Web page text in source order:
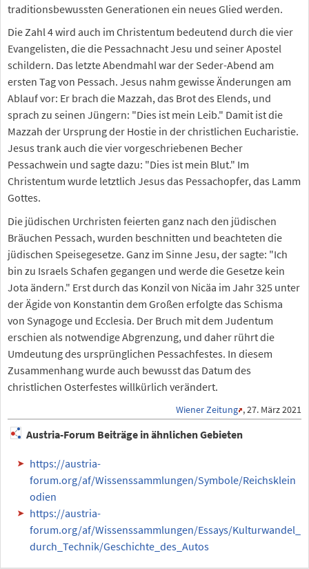
traditionsbewussten Generationen ein neues Glied werden.
Die Zahl 4 wird auch im Christentum bedeutend durch die vier
Evangelisten, die die Pessachnacht Jesu und seiner Apostel
schildern. Das letzte Abendmahl war der Seder-Abend am
ersten Tag von Pessach. Jesus nahm gewisse Änderungen am
Ablauf vor: Er brach die Mazzah, das Brot des Elends, und
sprach zu seinen Jüngern: "Dies ist mein Leib." Damit ist die
Mazzah der Ursprung der Hostie in der christlichen Eucharistie.
Jesus trank auch die vier vorgeschriebenen Becher
Pessachwein und sagte dazu: "Dies ist mein Blut." Im
Christentum wurde letztlich Jesus das Pessachopfer, das Lamm
Gottes.
Die jüdischen Urchristen feierten ganz nach den jüdischen
Bräuchen Pessach, wurden beschnitten und beachteten die
jüdischen Speisegesetze. Ganz im Sinne Jesu, der sagte: "Ich
bin zu Israels Schafen gegangen und werde die Gesetze kein
Jota ändern." Erst durch das Konzil von Nicäa im Jahr 325 unter
der Ägide von Konstantin dem Großen erfolgte das Schisma
von Synagoge und Ecclesia. Der Bruch mit dem Judentum
erschien als notwendige Abgrenzung, und daher rührt die
Umdeutung des ursprünglichen Pessachfestes. In diesem
Zusammenhang wurde auch bewusst das Datum des
christlichen Osterfestes willkürlich verändert.
Wiener Zeitung , 27. März 2021
Austria-Forum Beiträge in ähnlichen Gebieten
https://austria-
forum.org/af/Wissenssammlungen/Symbole/Reichsklein
odien
https://austria-
forum.org/af/Wissenssammlungen/Essays/Kulturwandel_
durch_Technik/Geschichte_des_Autos